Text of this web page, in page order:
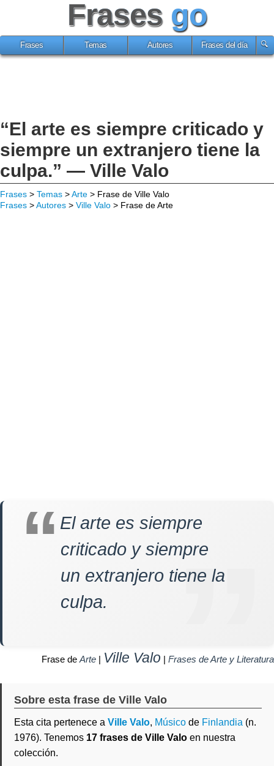
Frases go
Frases Temas Autores Frases del día
“El arte es siempre criticado y
siempre un extranjero tiene la
culpa.” — Ville Valo
Frases > Temas >Arte > Frase de Ville Valo
Frases >Autores > Ville Valo > Frase de Arte
El arte es siempre
criticado y siempre
un extranjero tiene la
culpa.
Frase de Arte | Ville Valo | Frases de Arte y Literatura
Sobre esta frase de Ville Valo
Esta cita pertenece a Ville Valo, Músico de Finlandia (n.
1976). Tenemos 17 frases de Ville Valo en nuestra
colección.